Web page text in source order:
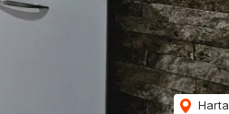
Harta